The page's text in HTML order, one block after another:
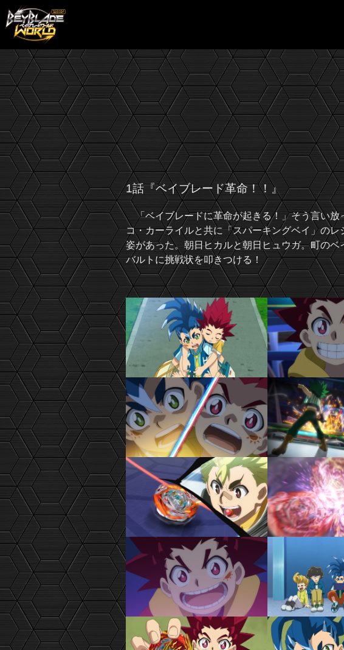
1話『ベイブレード革命！！』
「ベイブレードに革命が起きる！」そう言い放
コ・カーライルと共に「スパーキングベイ」の
姿があった。朝日ヒカルと朝日ヒュウガ。町の
バルトに挑戦状を叩きつける！